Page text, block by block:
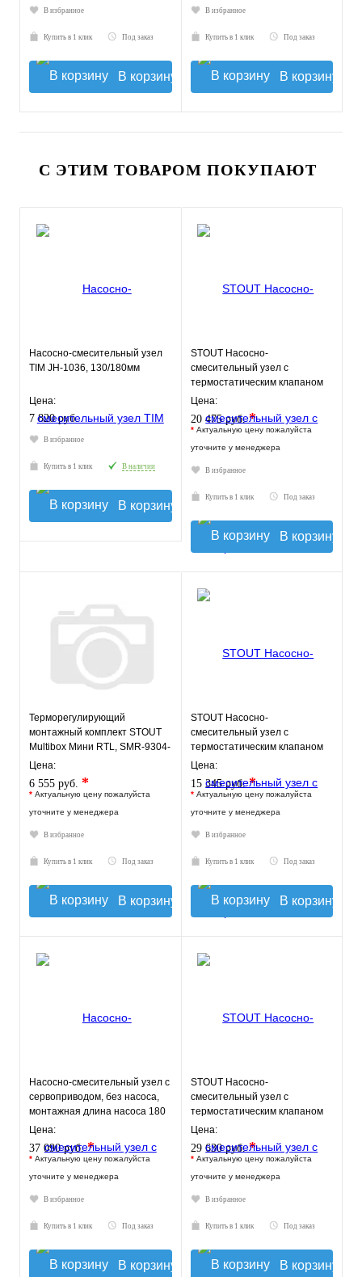
В избранное
Купить в 1 клик Под заказ
В корзину
В избранное
Купить в 1 клик Под заказ
В корзину
С ЭТИМ ТОВАРОМ ПОКУПАЮТ
Насосно-смесительный узел
TIM JH-1036, 130/180мм
Цена:
7 820 руб.
В избранное
Купить в 1 клик В наличии
В корзину
STOUT Насосно-
смесительный узел с
термостатическим клапаном
30-60°C, без насоса
Цена:
20 475 руб.*
* Актуальную цену пожалуйста
уточните у менеджера
В избранное
Купить в 1 клик Под заказ
В корзину
Терморегулирующий
монтажный комплект STOUT
Multibox Мини RTL, SMR-9304-
135140
Цена:
6 555 руб. *
* Актуальную цену пожалуйста
уточните у менеджера
В избранное
Купить в 1 клик Под заказ
В корзину
STOUT Насосно-
смесительный узел с
термостатическим клапаном
20-43°C, с насосом UPSO
Цена:
15 345 руб.*
* Актуальную цену пожалуйста
уточните у менеджера
В избранное
Купить в 1 клик Под заказ
В корзину
Насосно-смесительный узел с
сервоприводом, без насоса,
монтажная длина насоса 180
мм VT.COMBI.S.180M
Цена:
37 090 руб.*
* Актуальную цену пожалуйста
уточните у менеджера
В избранное
Купить в 1 клик Под заказ
В корзину
STOUT Насосно-
смесительный узел с
термостатическим клапаном
30-60°C, с насосом UPSO 25-
Цена:
29 630 руб.*
* Актуальную цену пожалуйста
уточните у менеджера
В избранное
Купить в 1 клик Под заказ
В корзину